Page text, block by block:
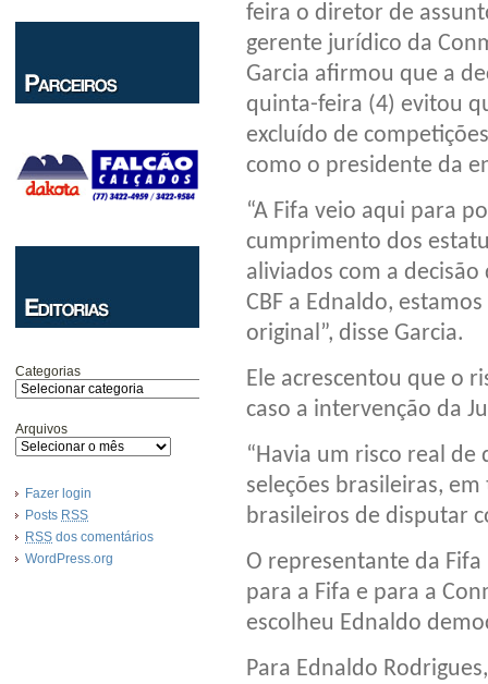
Categorias
Arquivos
Fazer login
Posts RSS
RSS dos comentários
WordPress.org
feira o diretor de
gerente jurídico da
Garcia afirmou que a
quinta-feira (4) evitou
excluído de
como o presidente da
“A Fifa veio aqui para
cumprimento dos
aliviados com a
CBF a Ednaldo,
original”, disse Garcia.
Ele acrescentou que o
caso a intervenção da
“Havia um risco real de
seleções brasileiras,
brasileiros de disputar
O representante da
para a Fifa e para a
escolheu Ednaldo
Para Ednaldo